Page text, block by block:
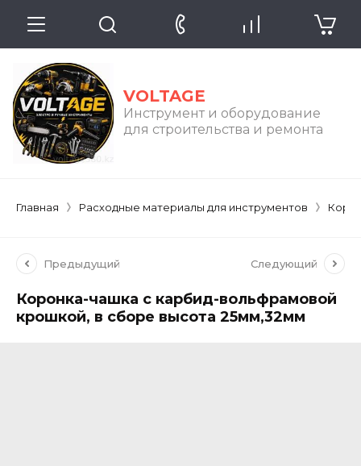
VOLTAGE
Инструмент и оборудование
для строительства и ремонта
Главная Расходные материалы для инструментов
Предыдущий Следующий
Коронка-чашка с карбид-вольфрамовой
крошкой, в сборе высота 25мм,32мм